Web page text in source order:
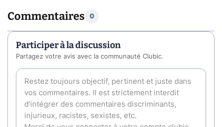
Commentaires 0
Participer à la discussion
Partagez votre avis avec la communauté Clubic.